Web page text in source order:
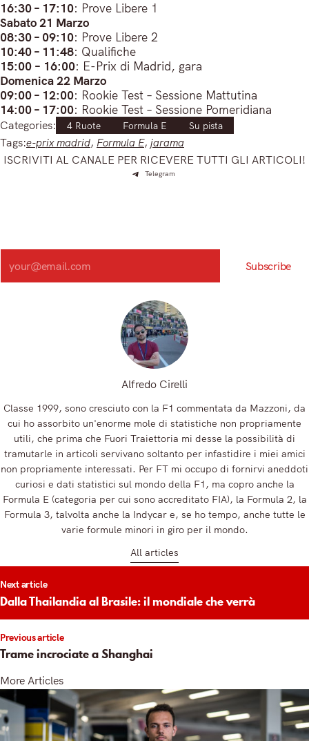
16:30 – 17:10: Prove Libere 1
Sabato 21 Marzo
08:30 – 09:10: Prove Libere 2
10:40 – 11:48: Qualifiche
15:00 – 16:00: E-Prix di Madrid, gara
Domenica 22 Marzo
09:00 – 12:00: Rookie Test – Sessione Mattutina
14:00 – 17:00: Rookie Test – Sessione Pomeridiana
Categories: 4 Ruote Formula E Su pista
Tags:e-prix madrid, Formula E, jarama
ISCRIVITI AL CANALE PER RICEVERE TUTTI GLI ARTICOLI!
Telegram
Search
Subscribe
Alfredo Cirelli
Classe 1999, sono cresciuto con la F1 commentata da Mazzoni, da
cui ho assorbito un'enorme mole di statistiche non propriamente
utili, che prima che Fuori Traiettoria mi desse la possibilità di
tramutarle in articoli servivano soltanto per infastidire i miei amici
non propriamente interessati. Per FT mi occupo di fornirvi aneddoti
curiosi e dati statistici sul mondo della F1, ma copro anche la
Formula E (categoria per cui sono accreditato FIA), la Formula 2, la
Formula 3, talvolta anche la Indycar e, se ho tempo, anche tutte le
varie formule minori in giro per il mondo.
All articles
Previous article
Trame incrociate a Shanghai
Next article
Dalla Thailandia al Brasile: il mondiale che verrà
More Articles